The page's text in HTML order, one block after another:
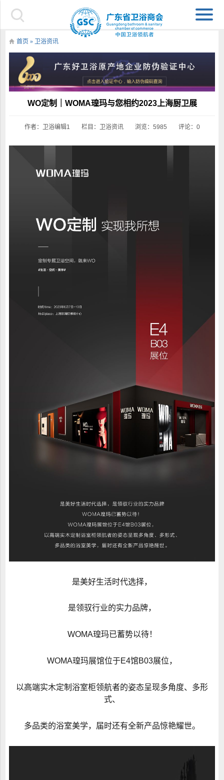
首页 » 卫浴资讯
WO定制｜WOMA瑝玛与您相约2023上海厨卫展
作者：卫浴编辑1 栏目： 卫浴资讯 浏览：5985 评论：0
是美好生活时代选择，
是领驭行业的实力品牌，
WOMA瑝玛已蓄势以待！
WOMA瑝玛展馆位于E4馆B03展位，
以高端实木定制浴室柜领航者的姿态呈现多角度、多形
式、
多品类的浴室美学，届时还有全新产品惊艳耀世。